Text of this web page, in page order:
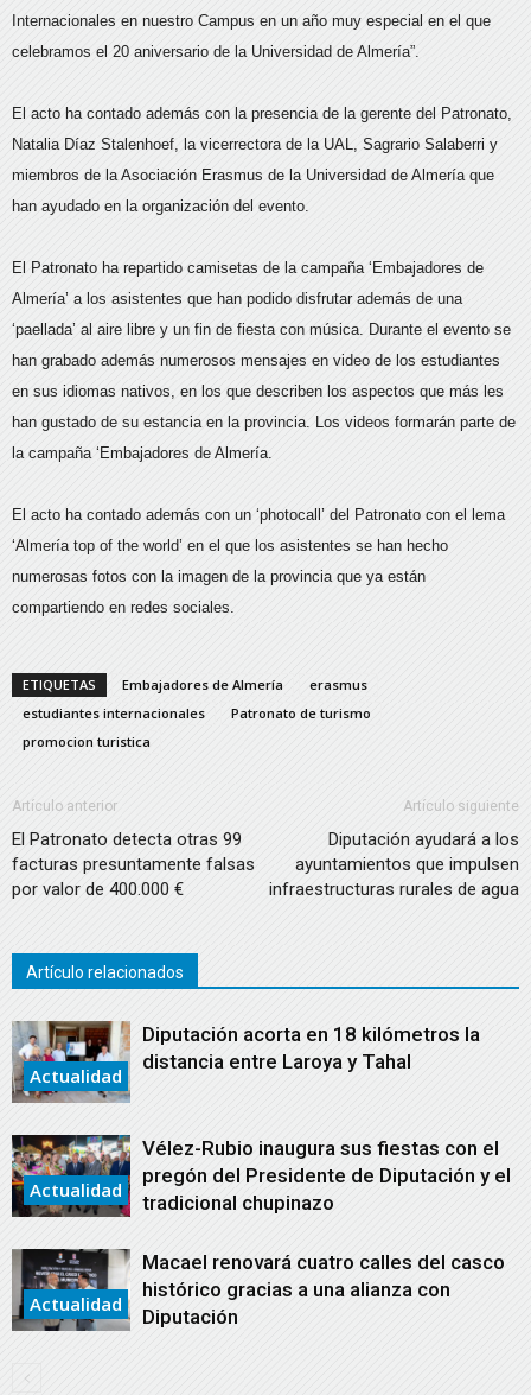
Internacionales en nuestro Campus en un año muy especial en el que
celebramos el 20 aniversario de la Universidad de Almería”.
El acto ha contado además con la presencia de la gerente del Patronato,
Natalia Díaz Stalenhoef, la vicerrectora de la UAL, Sagrario Salaberri y
miembros de la Asociación Erasmus de la Universidad de Almería que
han ayudado en la organización del evento.
El Patronato ha repartido camisetas de la campaña ‘Embajadores de
Almería’ a los asistentes que han podido disfrutar además de una
‘paellada’ al aire libre y un fin de fiesta con música. Durante el evento se
han grabado además numerosos mensajes en video de los estudiantes
en sus idiomas nativos, en los que describen los aspectos que más les
han gustado de su estancia en la provincia. Los videos formarán parte de
la campaña ‘Embajadores de Almería.
El acto ha contado además con un ‘photocall’ del Patronato con el lema
‘Almería top of the world’ en el que los asistentes se han hecho
numerosas fotos con la imagen de la provincia que ya están
compartiendo en redes sociales.
ETIQUETAS Embajadores de Almería
erasmus
estudiantes internacionales
Patronato de turismo
promocion turistica
Artículo anterior
El Patronato detecta otras 99
facturas presuntamente falsas
por valor de 400.000 €
Artículo siguiente
Diputación ayudará a los
ayuntamientos que impulsen
infraestructuras rurales de agua
Artículo relacionados
Actualidad
Diputación acorta en 18 kilómetros la
distancia entre Laroya y Tahal
Actualidad
Vélez-Rubio inaugura sus fiestas con el
pregón del Presidente de Diputación y el
tradicional chupinazo
Actualidad
Macael renovará cuatro calles del casco
histórico gracias a una alianza con
Diputación